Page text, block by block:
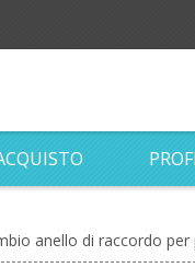
anello di raccordo per